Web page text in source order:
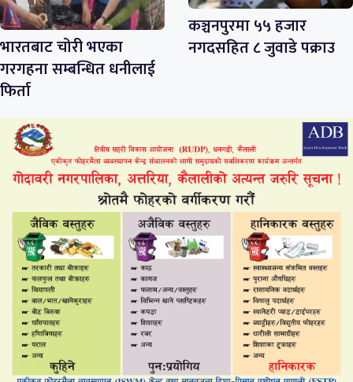
भारतबाट चोरी भएका
गरगहना सम्बन्धित धनीलाई
फिर्ता
कञ्चनपुरमा ५५ हजार
नगदसहित ८ जुवाडे पक्राउ